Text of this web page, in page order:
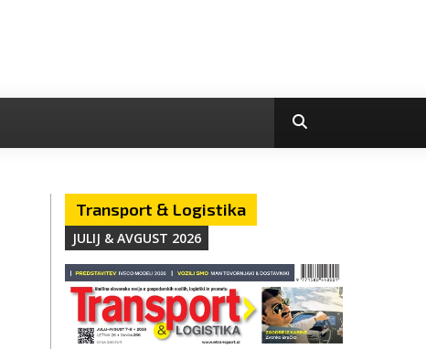
Transport & Logistika
JULIJ & AVGUST 2026